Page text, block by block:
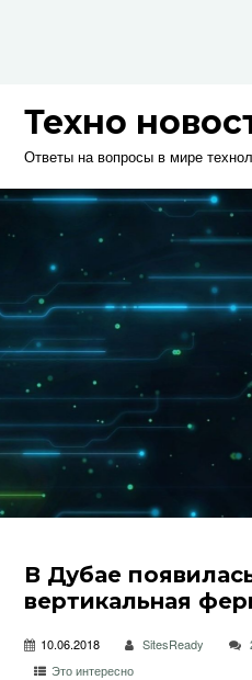
Техно
Ответы на вопросы в мире
В Дубае
вертикальная
10.06.2018 SitesReady
Это интересно